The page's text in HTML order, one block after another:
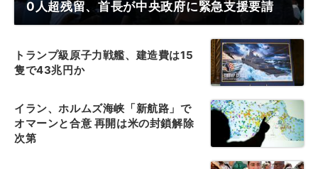
0人超残留、首長が中央政府に緊急支援要請
トランプ級原子力戦艦、建造費は15
隻で43兆円か
イラン、ホルムズ海峡「新航路」で
オマーンと合意 再開は米の封鎖解除
次第